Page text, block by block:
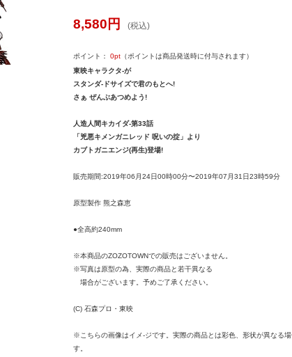
8,580 円 (税込)
ポイント： 0pt （ポイントは商品発送時に付与されます）
東映キャラクタ-が
スタンダ-ドサイズで君のもとへ!
さぁ ぜんぶあつめよう!
人造人間キカイダ-第33話
「兇悪キメンガニレッド 呪いの掟」より
カブトガニエンジ(再生)登場!
販売期間:2019年06月24日00時00分〜2019年07月31日23時59分
原型製作 熊之森恵
●全高約240mm
※本商品のZOZOTOWNでの販売はございません。
※写真は原型の為、実際の商品と若干異なる
場合がございます。予めご了承ください。
(C) 石森プロ・東映
※こちらの画像はイメ-ジです。実際の商品とは彩色、形状が異なる場
す。